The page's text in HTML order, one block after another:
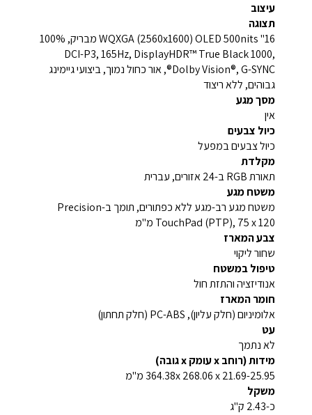
עיצוב
תצוגה
16" WQXGA (2560x1600) OLED 500nits מבריק, 100%
DCI-P3, 165Hz, DisplayHDR™ True Black 1000,
Dolby Vision®, G-SYNC®, אור כחול נמוך, ביצועי גיימינג
גבוהים, ללא ריצוד
מסך מגע
אין
כיול צבעים
כיול צבעים במפעל
מקלדת
תאורת RGB ב-24 אזורים, עברית
משטח מגע
משטח מגע רב-מגע ללא כפתורים, תומך ב-Precision
TouchPad (PTP), 75 x 120 מ"מ
צבע המארז
שחור ליקוי
טיפול במשטח
אנודיזציה והתזת חול
חומר המארז
אלומיניום (חלק עליון), PC-ABS (חלק תחתון)
עט
לא נתמך
מידות (רוחב x עומק x גובה)
364.38x 268.06 x 21.69-25.95 מ"מ
משקל
כ-2.43 ק"ג